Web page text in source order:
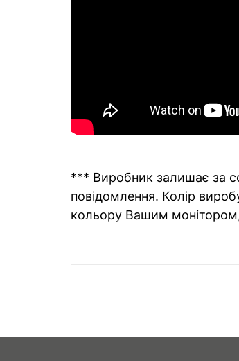
*** Виробник залишає за
повідомлення. Колір
кольору Вашим